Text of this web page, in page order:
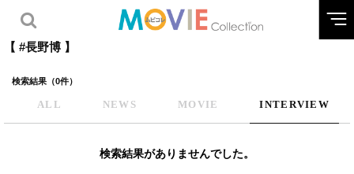
【 #長野博 】
検索結果（0件）
ALL NEWS MOVIE INTERVIEW
検索結果がありませんでした。